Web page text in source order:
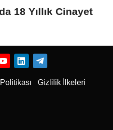
18 Yıllık Cinayet
Gizlilik İlkeleri